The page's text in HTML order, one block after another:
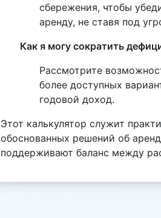
сбережения, чтобы
аренду, не ставя под
Как я могу сократить
Рассмотрите
более доступных
годовой доход.
Этот калькулятор служит
обоснованных решений об
поддерживают баланс между